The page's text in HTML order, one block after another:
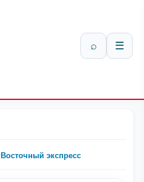
⌕ ☰
Восточный экспресс